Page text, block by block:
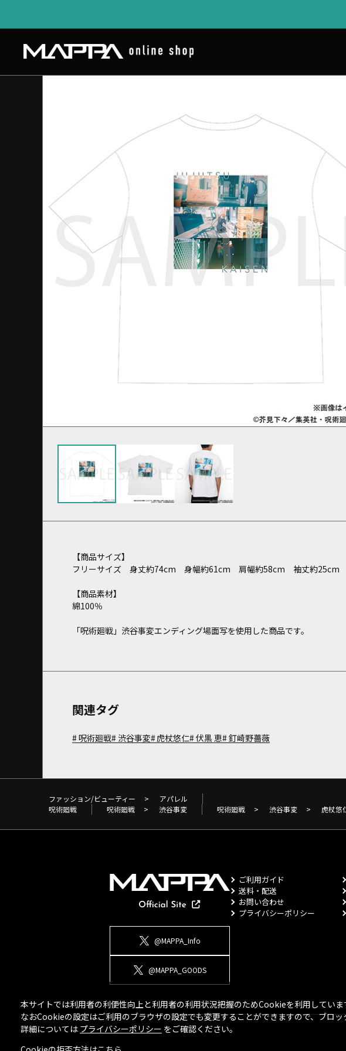
【商品サイズ】
フリーサイズ 身丈約74cm 身幅約61cm 肩幅約58cm 袖丈約25cm
【商品素材】
綿100％
「呪術廻戦」渋谷事変エンディング場面写を使用した商品です。
関連タグ
呪術廻戦 渋谷事変 虎杖悠仁 伏黒 恵 釘崎野薔薇
ファッション/ビューティー >
アパレル
呪術廻戦
呪術廻戦 > 渋谷事変 呪術廻戦 > 渋谷事変 > 虎杖悠
@MAPPA_Info
@MAPPA_GOODS
ご利用ガイド
送料・配送
お問い合わせ
プライバシーポリシー
本サイトでは利用者の利便性向上と利用者の利用状況把握のためCookieを利用していま
なおCookieの設定はご利用のブラウザの設定でも変更することができますので、ブロ
詳細については プライバシーポリシー をご確認ください。